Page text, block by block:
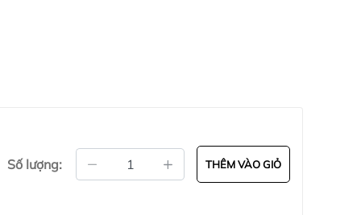
mái cử động, tránh vướng víu khi tập luyện.
sẽ giúp tiết kiệm thời gian giặt giũ, giúp
Số lượng: THÊM VÀO GIỎ